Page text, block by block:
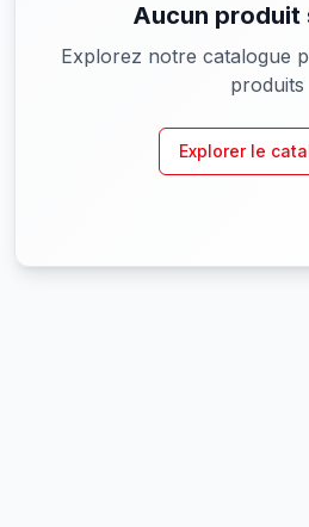
Aucun produit
Explorez notre catalogue
produits
Explorer le